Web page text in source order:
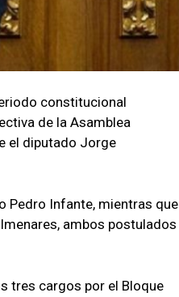
constitucional
de la Asamblea
el diputado Jorge
Pedro Infante, mientras que
ambos postulados
tres cargos por el Bloque